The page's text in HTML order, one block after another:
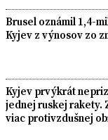
Brusel oznámil 1,4-
Kyjev z výnosov zo
Kyjev prvýkrát
jednej ruskej rakety.
viac protivzdušnej